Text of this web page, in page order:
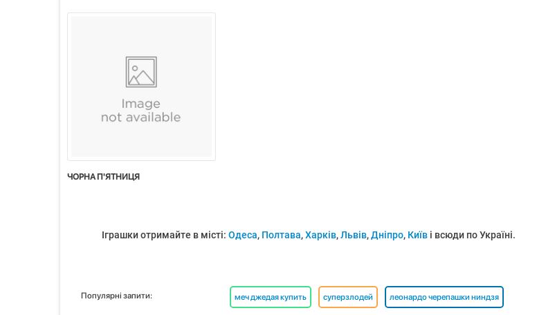
ЧОРНА П'ЯТНИЦЯ
Іграшки отримайте в місті: Одеса, Полтава,Харків,Львів,Дніпро, Київ і всюди по Україні.
Популярні запити: меч джедая купить суперзлодей леонардо черепашки ниндзя